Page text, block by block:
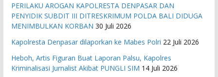
PERILAKU AROGAN KAPOLRESTA DENPASAR DAN
PENYIDIK SUBDIT III DITRESKRIMUM POLDA BALI DIDUGA
MENIMBULKAN KORBAN 30 Juli 2026
Kapolresta Denpasar dilaporkan ke Mabes Polri 22 Juli 2026
Heboh, Artis Figuran Buat Laporan Palsu, Kapolres
Kriminalisasi Jurnalist Akibat PUNGLI SIM 14 Juli 2026